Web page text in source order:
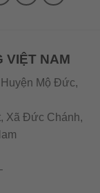
VIỆT NAM
Mộ Đức,
Xã Đức Chánh,